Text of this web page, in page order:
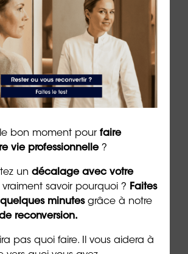
fuient pas le travail : ils le
Lebreton, docteur en
et PDG du groupe
(31/10/2025)
***
le test : « Devez-vous
? » et découvrez si une
à vous.
besoins essentiels pour un
durable grâce au test
le bon moment pour faire
vie professionnelle?
un décalage avec votre
vraiment savoir pourquoi ? Faites
minutesgrâce à notre
reconversion.
pas quoi faire. Il vous aidera à